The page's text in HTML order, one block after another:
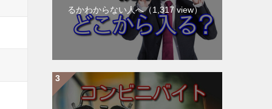
るかわからない人へ（1,317 view）